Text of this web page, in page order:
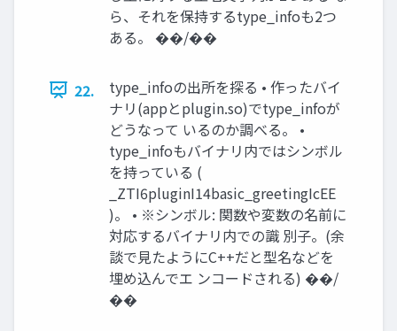
ら、それを保持するtype_infoも2つ
ある。 ��/��
22.
type_infoの出所を探る • 作ったバイ
ナリ(appとplugin.so)でtype_infoが
どうなって いるのか調べる。 •
type_infoもバイナリ内ではシンボル
を持っている (
_ZTI6pluginI14basic_greetingIcEE
)。 • ※シンボル: 関数や変数の名前に
対応するバイナリ内での識 別⼦。(余
談で⾒たようにC++だと型名などを
埋め込んでエ ンコードされる) ��/
��